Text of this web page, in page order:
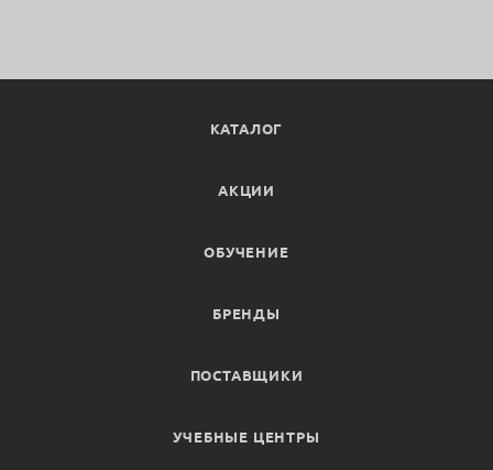
КАТАЛОГ
АКЦИИ
ОБУЧЕНИЕ
БРЕНДЫ
ПОСТАВЩИКИ
УЧЕБНЫЕ ЦЕНТРЫ